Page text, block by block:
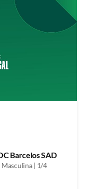
Barcelos SAD
Masculina | 1/4